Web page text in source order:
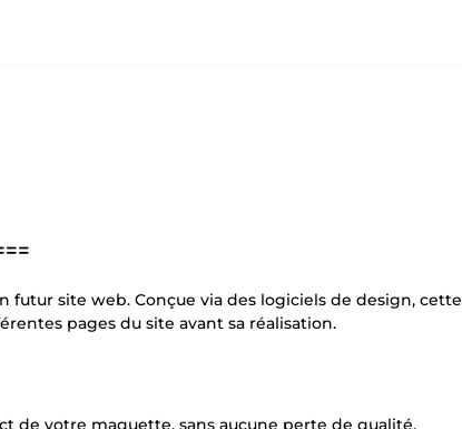
site web. Conçue via des logiciels de design, cette
pages du site avant sa réalisation.
de votre maquette, sans aucune perte de qualité.